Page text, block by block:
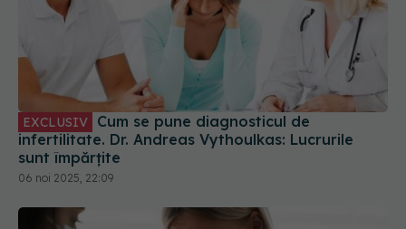
EXCLUSIV
infertilitate. Dr. Andreas Vythoulkas: Lucrurile
sunt împărțite
06 noi 2025, 22:09